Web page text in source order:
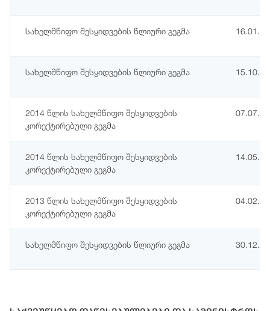
სახელმწიფო შესყიდვების წლიური გეგმა
სახელმწიფო შესყიდვების წლიური გეგმა
2014 წლის სახელმწიფო შესყიდვების
კორექტირებული გეგმა
2014 წლის სახელმწიფო შესყიდვების
კორექტირებული გეგმა
2013 წლის სახელმწიფო შესყიდვების
კორექტირებული გეგმა
სახელმწიფო შესყიდვების წლიური გეგმა